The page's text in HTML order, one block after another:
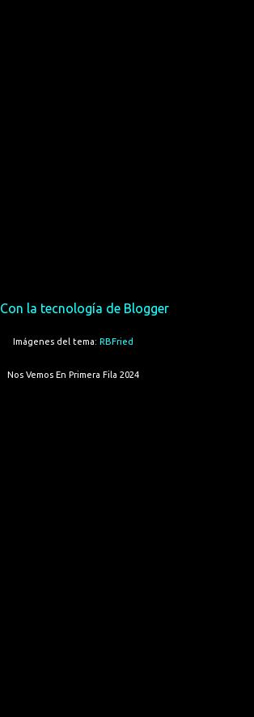
Con la tecnología de Blogger
Imágenes del tema: RBFried
Nos Vemos En Primera Fila 2024